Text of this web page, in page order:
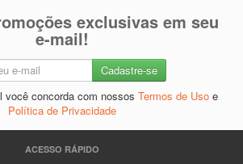
exclusivas em seu
e-mail!
você concorda com nossos Termos de Uso e
Política de Privacidade
ACESSO RÁPIDO